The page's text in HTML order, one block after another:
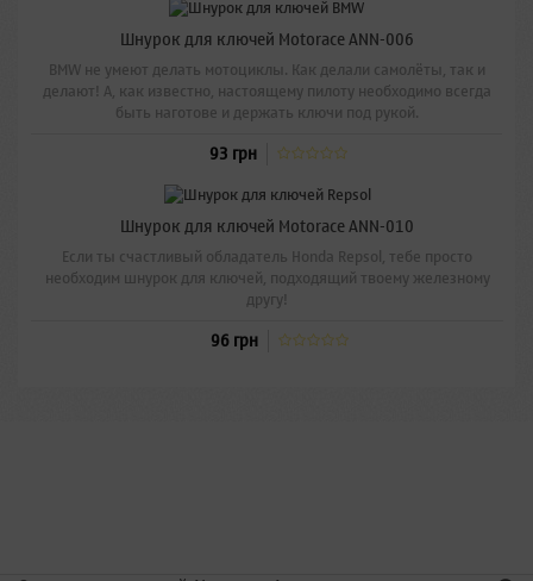
Шнурок для ключей Motorace ANN-006
BMW не умеют делать мотоциклы. Как делали самолёты, так и
делают! А, как известно, настоящему пилоту необходимо всегда
быть наготове и держать ключи под рукой.
93 грн
Шнурок для ключей Motorace ANN-010
Если ты счастливый обладатель Honda Repsol, тебе просто
необходим шнурок для ключей, подходящий твоему железному
другу!
96 грн